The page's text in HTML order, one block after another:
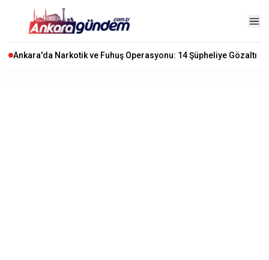
Ankara'da Narkotik ve Fuhuş Operasyonu: 14 Şüpheliye Gözaltı